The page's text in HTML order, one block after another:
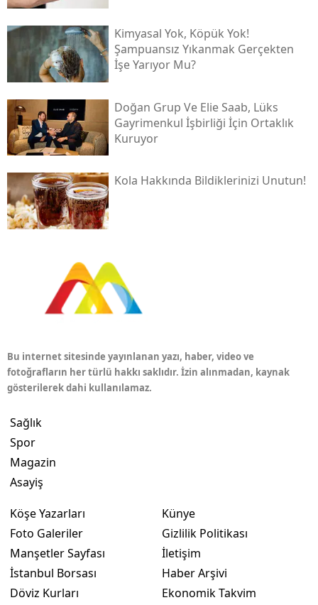
Kimyasal Yok, Köpük Yok!
Şampuansız Yıkanmak Gerçekten
İşe Yarıyor Mu?
Doğan Grup Ve Elie Saab, Lüks
Gayrimenkul İşbirliği İçin Ortaklık
Kuruyor
Kola Hakkında Bildiklerinizi Unutun!
Bu internet sitesinde yayınlanan yazı, haber, video ve
fotoğrafların her türlü hakkı saklıdır. İzin alınmadan, kaynak
gösterilerek dahi kullanılamaz.
Sağlık
Spor
Magazin
Asayiş
Köşe Yazarları
Foto Galeriler
Manşetler Sayfası
İstanbul Borsası
Döviz Kurları
Künye
Gizlilik Politikası
İletişim
Haber Arşivi
Ekonomik Takvim